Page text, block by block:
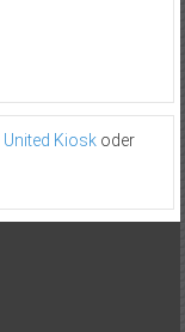
United Kioskoder